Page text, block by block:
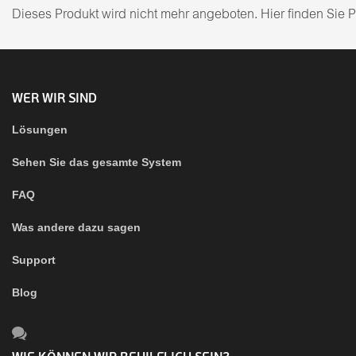
Dieses Produkt wird nicht mehr angeboten. Hier finden Sie
WER WIR SIND
Lösungen
Sehen Sie das gesamte System
FAQ
Was andere dazu sagen
Support
Blog